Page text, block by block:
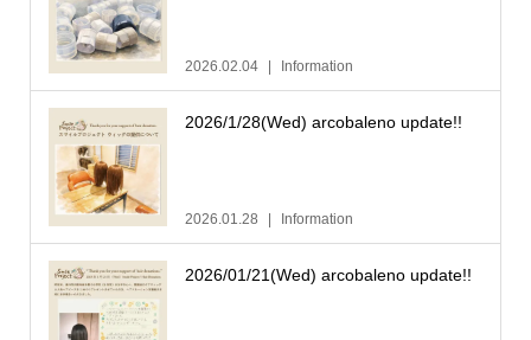
2026.02.04 Information
2026/1/28(Wed) arcobaleno update!!
2026.01.28 Information
2026/01/21(Wed) arcobaleno update!!